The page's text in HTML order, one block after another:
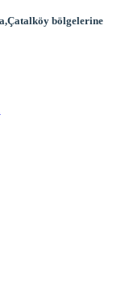
bölgelerine